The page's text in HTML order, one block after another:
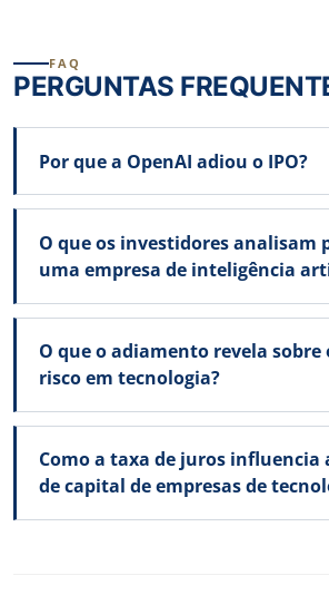
FAQ
PERGUNTAS
Por que a OpenAI adiou o IPO?
O que os investidores analisam
uma empresa de inteligência
O que o adiamento revela sobre
risco em tecnologia?
Como a taxa de juros influencia
de capital de empresas de